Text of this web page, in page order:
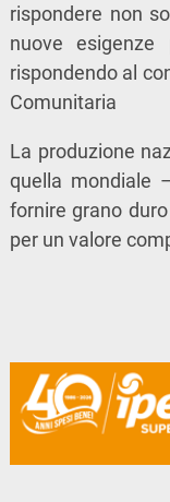
rispondere non
nuove
rispondendo al
Comunitaria
La produzione
quella mondiale
fornire grano
per un valore